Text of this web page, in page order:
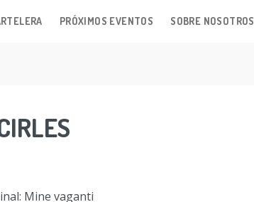
PRÓXIMOS EVENTOS SOBRE NOSOTROS
Mine vaganti